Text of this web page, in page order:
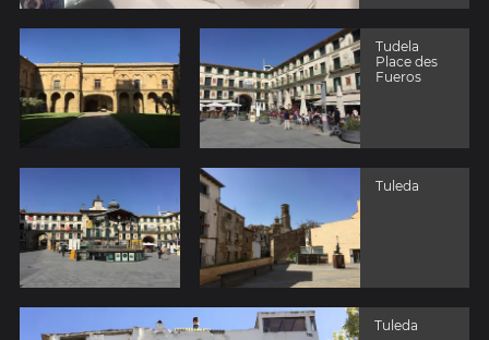
Tudela
Place des
Fueros
Tuleda
Tuleda